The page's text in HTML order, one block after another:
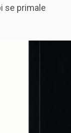
se primale